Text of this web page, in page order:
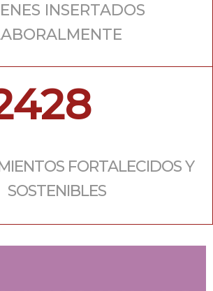
INSERTADOS
FORTALECIDOS Y
SOSTENIBLES